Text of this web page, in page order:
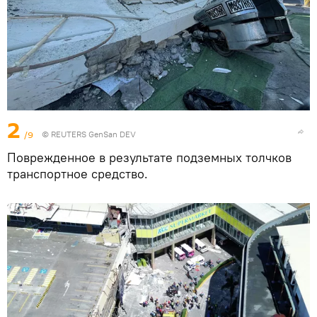
2 /9 © REUTERS GenSan DEV
Поврежденное в результате подземных толчков
транспортное средство.